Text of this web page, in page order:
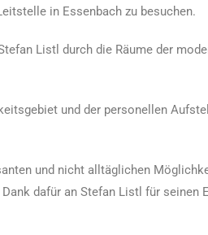
in Essenbach zu besuchen.
Listl durch die Räume der
und der personellen
und nicht alltäglichen
dafür an Stefan Listl für seinen